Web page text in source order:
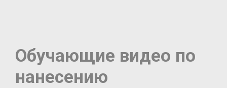
Обучающие видео по
нанесению